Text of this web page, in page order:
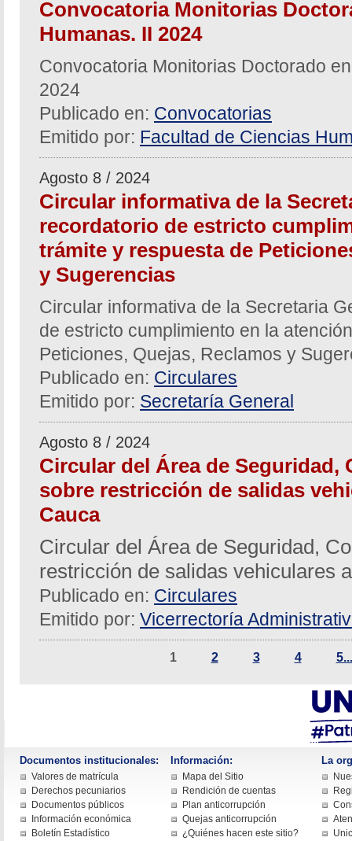
Convocatoria Monitorias
Humanas. II 2024
Convocatoria Monitorias Doctorado
2024
Publicado en: Convocatorias
Emitido por: Facultad de Ciencias
Agosto 8 / 2024
Circular informativa de la
recordatorio de estricto
trámite y respuesta de
y Sugerencias
Circular informativa de la Secretaria
de estricto cumplimiento en la
Peticiones, Quejas, Reclamos y
Publicado en: Circulares
Emitido por: Secretaría General
Agosto 8 / 2024
Circular del Área de Seguridad,
sobre restricción de salidas
Cauca
Circular del Área de Seguridad,
restricción de salidas vehiculares
Publicado en: Circulares
Emitido por: Vicerrectoría
1 2 3 4 5...
Documentos institucionales:
Valores de matrícula
Derechos pecuniarios
Documentos públicos
Información económica
Boletín Estadístico
Información:
Mapa del Sitio
Rendición de cuentas
Plan anticorrupción
Quejas anticorrupción
¿Quiénes hacen este sitio?
La